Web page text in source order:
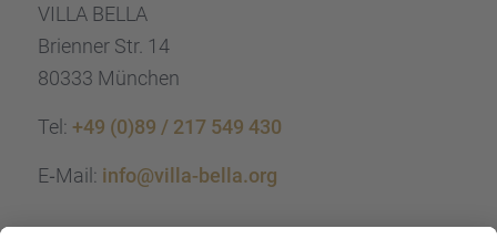
VILLA BELLA
Brien­ner Str. 14
80333 München
Tel: +49 (0)89 / 217 549 430
E‑Mail: info@villa-bella.org